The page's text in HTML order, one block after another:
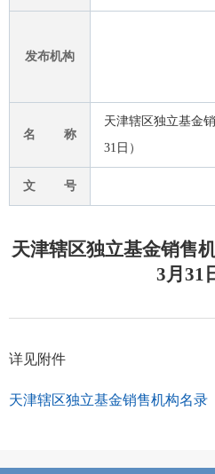
发布机构
名 称
天津辖区独立基金
31日）
文 号
天津辖区独立基金销售
3月31
详见附件
天津辖区独立基金销售机构名录